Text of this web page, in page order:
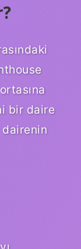
bir daire